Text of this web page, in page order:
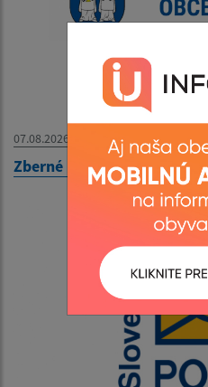
07.08.2026
Zberné miesto - OZNAM